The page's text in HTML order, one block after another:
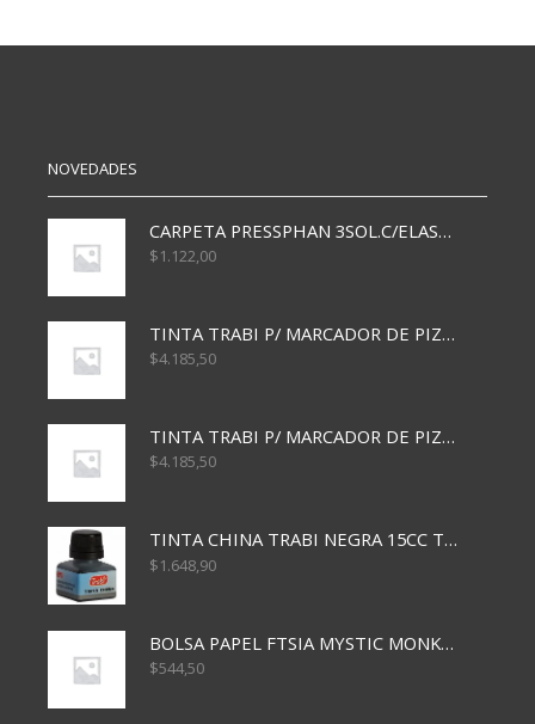
GRS
275
NOVEDADES
CARPETA PRESSPHAN 3SOL.C/ELAST MARRON A4 P01A
$1.122,00
TINTA TRABI P/ MARCADOR DE PIZARRA x30ml AZUL
$4.185,50
TINTA TRABI P/ MARCADOR DE PIZARRA x30ml ROJO
$4.185,50
TINTA CHINA TRABI NEGRA 15CC TR3460
$1.648,90
BOLSA PAPEL FTSIA MYSTIC MONKEY 14/08/20
$544,50